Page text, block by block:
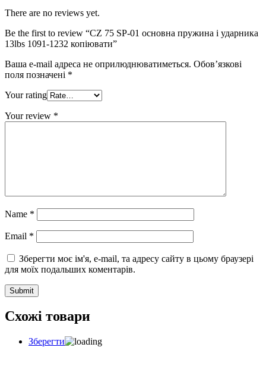
There are no reviews yet.
Be the first to review “CZ 75 SP-01 основна пружина і ударника
13lbs 1091-1232 копіювати”
Ваша e-mail адреса не оприлюднюватиметься. Обов’язкові
поля позначені *
Your rating
Your review *
Name *
Email *
Зберегти моє ім'я, e-mail, та адресу сайту в цьому браузері
для моїх подальших коментарів.
Схожі товари
Зберегти